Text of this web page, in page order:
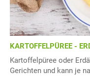
KARTOFFELPÜREE -
Kartoffelpüree oder
Gerichten und kann je